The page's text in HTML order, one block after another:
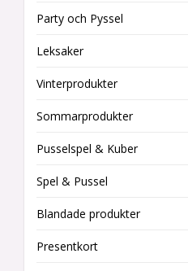
Party och Pyssel
Leksaker
Vinterprodukter
Sommarprodukter
Pusselspel & Kuber
Spel & Pussel
Blandade produkter
Presentkort